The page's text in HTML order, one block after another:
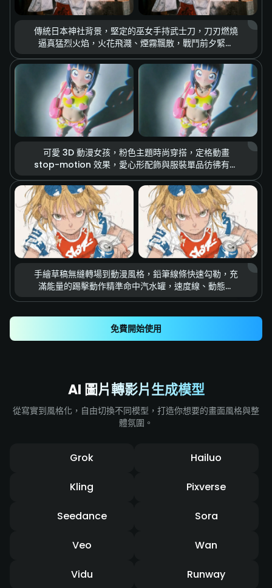
傳統日本神社背景，堅定的巫女手持武士刀，刀刃燃燒
逼真猛烈火焰，火花飛濺、煙霧飄散，戰鬥前夕緊張
lighting，ultra detailed，dramatic
atmosphere，realistic fire
可愛 3D 動漫女孩，粉色主題時尚穿搭，定格動畫
stop-motion 效果，愛心形配飾與服裝單品彷彿有生
充滿活力的時尚氛圍，cute，kawaii，vibrant
colors，studio lighting，high quality 3d
手繪草稿無縫轉場到動漫風格，鉛筆線條快速勾勒，充
滿能量的踢擊動作精準命中汽水罐，速度線、動態模
impact frame，high energy
免費開始使用
AI 圖片轉影片生成模型
從寫實到風格化，自由切換不同模型，打造你想要的畫面風格與整
體氛圍。
Grok Hailuo
Kling Pixverse
Seedance Sora
Veo Wan
Vidu Runway